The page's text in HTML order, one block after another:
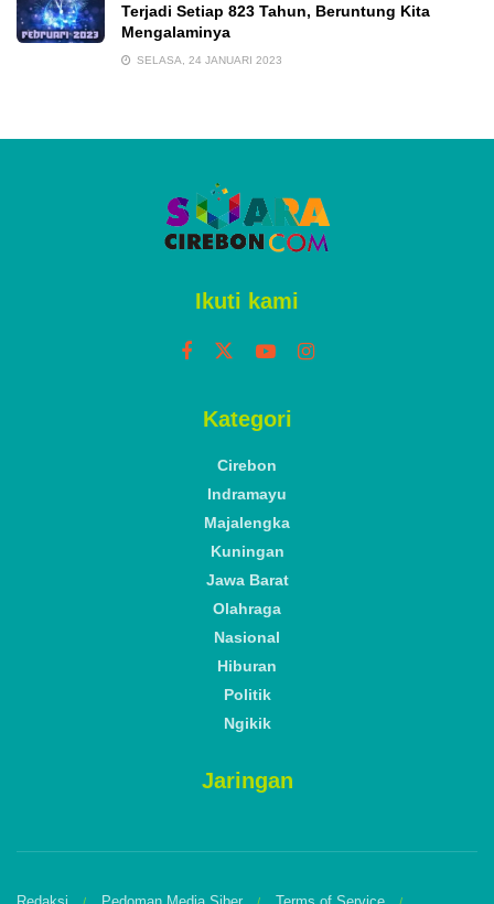
Terjadi Setiap 823 Tahun, Beruntung Kita
Mengalaminya
SELASA, 24 JANUARI 2023
Ikuti kami
Kategori
Cirebon
Indramayu
Majalengka
Kuningan
Jawa Barat
Olahraga
Nasional
Hiburan
Politik
Ngikik
Jaringan